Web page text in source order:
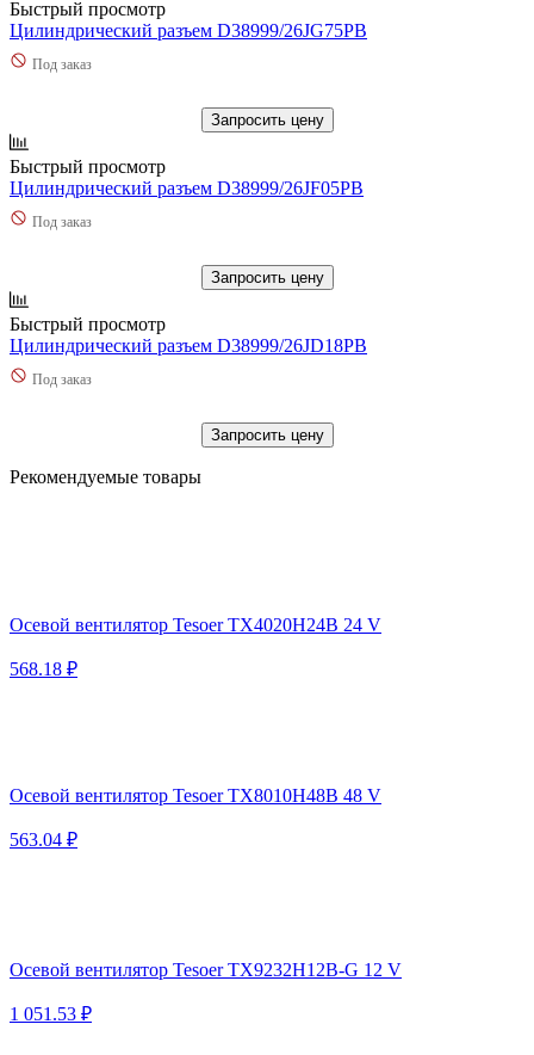
Быстрый просмотр
Цилиндрический разъем D38999/26JG75PB
Под заказ
Запросить цену
Быстрый просмотр
Цилиндрический разъем D38999/26JF05PB
Под заказ
Запросить цену
Быстрый просмотр
Цилиндрический разъем D38999/26JD18PB
Под заказ
Запросить цену
Рекомендуемые товары
Осевой вентилятор Tesoer TX4020H24B 24 V
568.18 ₽
Осевой вентилятор Tesoer TX8010H48B 48 V
563.04 ₽
Осевой вентилятор Tesoer TX9232H12B-G 12 V
1 051.53 ₽